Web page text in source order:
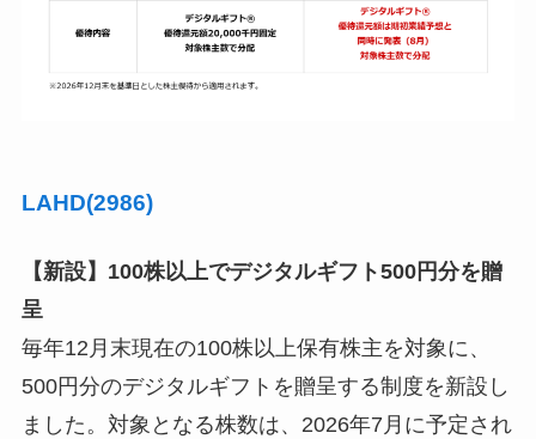
LAHD(2986)
【新設】100株以上でデジタルギフト500円分を贈
呈
毎年12月末現在の100株以上保有株主を対象に、
500円分のデジタルギフトを贈呈する制度を新設し
ました。対象となる株数は、2026年7月に予定され